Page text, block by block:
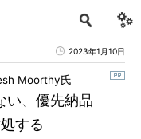
2023年1月10日
い、優先納品
する
Moorthy氏